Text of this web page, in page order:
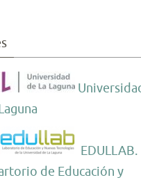
EDULLAB.
de Educación y